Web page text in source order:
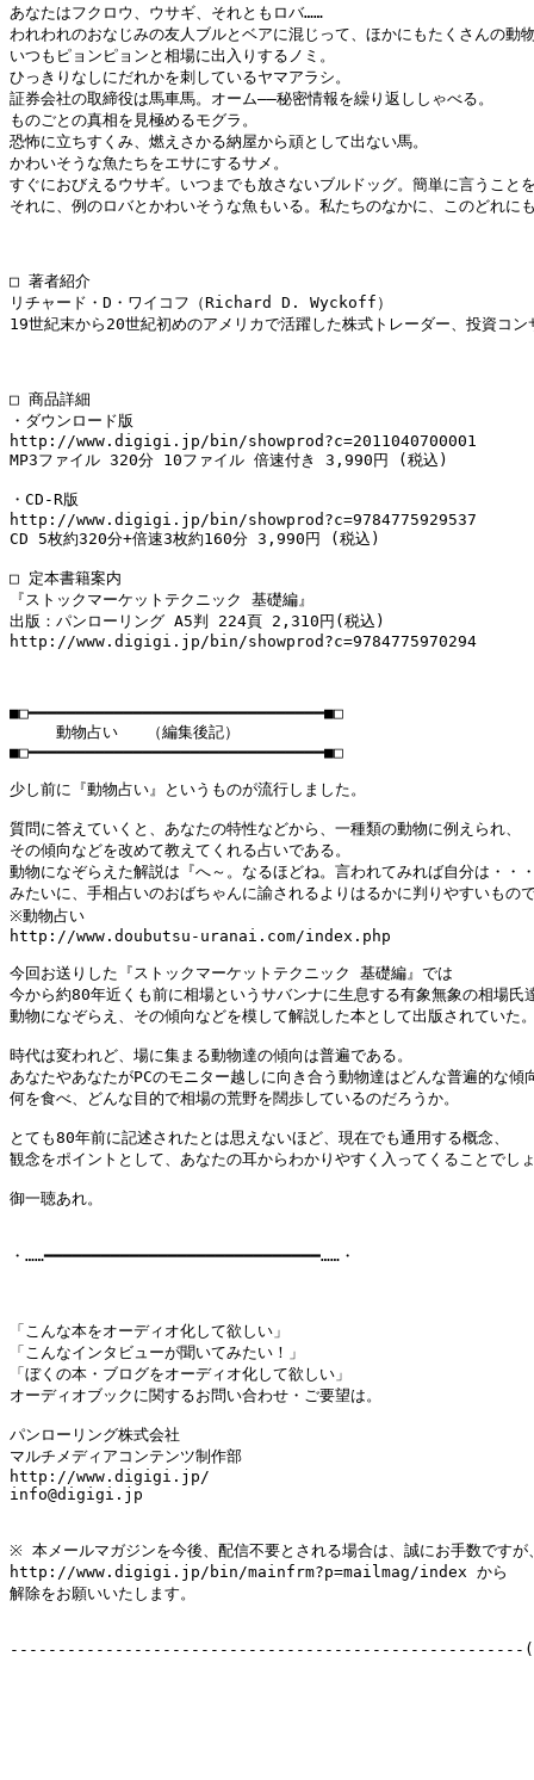
あなたはフクロウ、ウサギ、それともロバ……
われわれのおなじみの友人ブルとベアに混じって、ほかにもたくさんの
いつもピョンピョンと相場に出入りするノミ。
ひっきりなしにだれかを刺しているヤマアラシ。
証券会社の取締役は馬車馬。オーム――秘密情報を繰り返ししゃべる。
ものごとの真相を見極めるモグラ。
恐怖に立ちすくみ、燃えさかる納屋から頑として出ない馬。
かわいそうな魚たちをエサにするサメ。
すぐにおびえるウサギ。いつまでも放さないブルドッグ。簡単に言うこ
それに、例のロバとかわいそうな魚もいる。私たちのなかに、このどれ
□ 著者紹介
リチャード・D・ワイコフ（Richard D. Wyckoff）
19世紀末から20世紀初めのアメリカで活躍した株式トレーダー、投資コ
□ 商品詳細
・ダウンロード版
http://www.digigi.jp/bin/showprod?c=2011040700001
MP3ファイル 320分 10ファイル 倍速付き 3,990円 (税込)
・CD-R版
http://www.digigi.jp/bin/showprod?c=9784775929537
CD 5枚約320分+倍速3枚約160分 3,990円 (税込)
□ 定本書籍案内
『ストックマーケットテクニック 基礎編』
出版：パンローリング A5判 224頁 2,310円(税込)
http://www.digigi.jp/bin/showprod?c=9784775970294
■□━━━━━━━━━━━━━━━━━━━━━━━━━━━━━━━■□
動物占い   （編集後記）
■□━━━━━━━━━━━━━━━━━━━━━━━━━━━━━━━■□
少し前に『動物占い』というものが流行しました。
質問に答えていくと、あなたの特性などから、一種類の動物に例えられ、
その傾向などを改めて教えてくれる占いである。
動物になぞらえた解説は『へ～。なるほどね。言われてみれば自分は・・
みたいに、手相占いのおばちゃんに諭されるよりはるかに判りやすいもの
※動物占い
http://www.doubutsu-uranai.com/index.php
今回お送りした『ストックマーケットテクニック 基礎編』では
今から約80年近くも前に相場というサバンナに生息する有象無象の相場氏
動物になぞらえ、その傾向などを模して解説した本として出版されていた
時代は変われど、場に集まる動物達の傾向は普遍である。
あなたやあなたがPCのモニター越しに向き合う動物達はどんな普遍的な傾
何を食べ、どんな目的で相場の荒野を闊歩しているのだろうか。
とても80年前に記述されたとは思えないほど、現在でも通用する概念、
観念をポイントとして、あなたの耳からわかりやすく入ってくることでし
御一聴あれ。
・……━━━━━━━━━━━━━━━━━━━━━━━━━━━━━……・
「こんな本をオーディオ化して欲しい」
「こんなインタビューが聞いてみたい！」
「ぼくの本・ブログをオーディオ化して欲しい」
オーディオブックに関するお問い合わせ・ご要望は。
パンローリング株式会社
マルチメディアコンテンツ制作部
http://www.digigi.jp/
info@digigi.jp
※ 本メールマガジンを今後、配信不要とされる場合は、誠にお手数ですが
http://www.digigi.jp/bin/mainfrm?p=mailmag/index から
解除をお願いいたします。
------------------------------------------------------(C)